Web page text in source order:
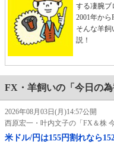
する凄腕ブ
2001年か
そんな羊
説！
FX・羊飼いの「今日の
2026年08月03日(月)14:57公開
西原宏一・叶内文子の「FX＆株
米ドル/円は155円割れなら